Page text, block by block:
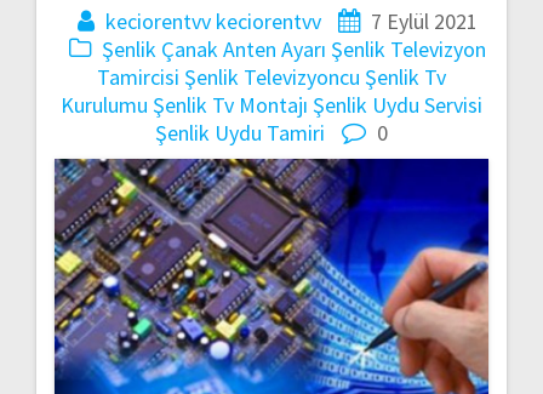
keciorentvv keciorentvv
7 Eylül 2021
Şenlik Çanak Anten Ayarı Şenlik Televizyon
Tamircisi Şenlik Televizyoncu Şenlik Tv
Kurulumu Şenlik Tv Montajı Şenlik Uydu Servisi
Şenlik Uydu Tamiri
0